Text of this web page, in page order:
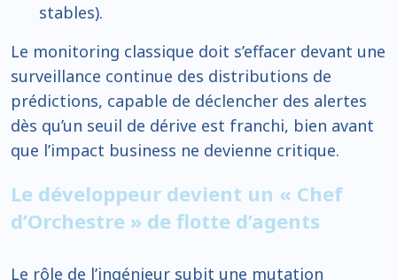
stables).
Le monitoring classique doit s’effacer devant une
surveillance continue des distributions de
prédictions, capable de déclencher des alertes
dès qu’un seuil de dérive est franchi, bien avant
que l’impact business ne devienne critique.
Le développeur devient un « Chef
d’Orchestre » de flotte d’agents
Le rôle de l’ingénieur subit une mutation